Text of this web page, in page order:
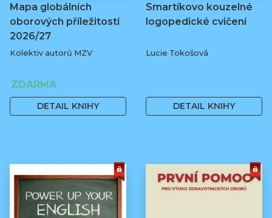
Mapa globálních
oborových příležitostí
2026/27
Kolektiv autorů MZV
ZDARMA
DETAIL KNIHY
Smartíkovo kouzelné
logopedické cvičení
Lucie Tokošová
DETAIL KNIHY